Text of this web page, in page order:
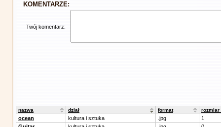
KOMENTARZE:
Twój komentarz:
nazwa dział format rozmiar
ocean kultura i sztuka .jpg
1